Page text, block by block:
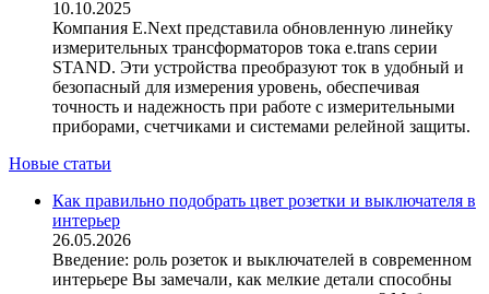
E.NEXT (Украина)
EAE Electric
Eastron (Китай)
Eaton (США)
ElectrO (Украина)
Eleks (Украина)
Entes (Турция)
ETI (Словения)
ETREL (Словения)
Evrosvet (Украина)
Extherm (Германия)
10.10.2025
Компания E.Next представила обновленную линейку
измерительных трансформаторов тока e.trans серии
STAND. Эти устройства преобразуют ток в удобный и
безопасный для измерения уровень, обеспечивая
точность и надежность при работе с измерительными
приборами, счетчиками и системами релейной защиты.
Новые статьи
Как правильно подобрать цвет розетки и выключателя в
интерьер
26.05.2026
Введение: роль розеток и выключателей в современном
интерьере Вы замечали, как мелкие детали способны